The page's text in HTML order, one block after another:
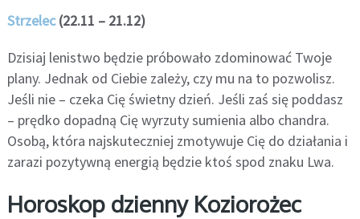
Strzelec(22.11 – 21.12)
Dzisiaj lenistwo będzie próbowało zdominować Twoje
plany. Jednak od Ciebie zależy, czy mu na to pozwolisz.
Jeśli nie – czeka Cię świetny dzień. Jeśli zaś się poddasz
– prędko dopadną Cię wyrzuty sumienia albo chandra.
Osobą, która najskuteczniej zmotywuje Cię do działania i
zarazi pozytywną energią będzie ktoś spod znaku Lwa.
Horoskop dzienny Koziorożec